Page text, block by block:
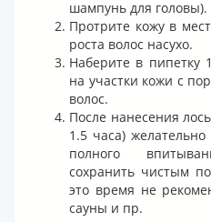
шампунь для головы).
Протрите кожу в
роста волос насухо.
Наберите в пипетку
на участки кожи с
волос.
После нанесения
1.5 часа)
полного
сохранить чистым
это время не
сауны и пр.